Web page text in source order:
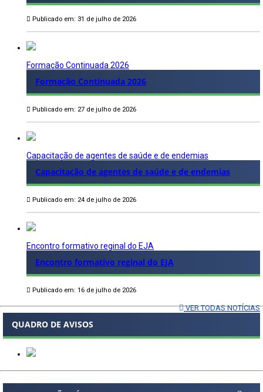
Publicado em: 31 de julho de 2026
Formação Continuada 2026
Formação Continuada 2026
Publicado em: 27 de julho de 2026
Capacitação de agentes de saúde e de endemias
Capacitação de agentes de saúde e de endemias
Publicado em: 24 de julho de 2026
Encontro formativo reginal do EJA
Encontro formativo reginal do EJA
Publicado em: 16 de julho de 2026
VER TODAS NOTÍCIAS
QUADRO DE AVISOS